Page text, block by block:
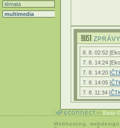
témata
multimedia
8. 8. 02:52
7. 8. 14:24
7. 8. 14:20 [
7. 8. 14:05 [
7. 8. 11:34 [
Easy
Webhosting webdesign